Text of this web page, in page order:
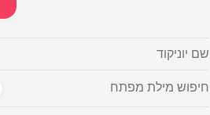
שם יוניקוד
חיפוש מילת מפתח